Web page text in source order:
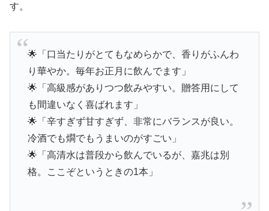
す。
🌟「口当たりがとてもなめらかで、香りがふんわ
り華やか。毎年お正月に飲んでます」
🌟「高級感がありつつ飲みやすい。贈答用にして
も間違いなく喜ばれます」
🌟「辛すぎず甘すぎず、非常にバランスが良い。
冷酒でも燗でもうまいのがすごい」
🌟「高清水は普段から飲んでいるが、嘉兆は別
格。ここぞというときの1本」